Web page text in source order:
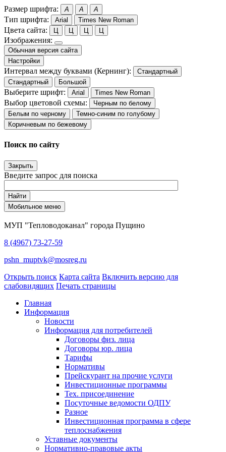
Размер шрифта: A A A
Тип шрифта: Arial Times New Roman
Цвета сайта: Ц Ц Ц Ц
Изображения:
Обычная версия сайта
Настройки
Интервал между буквами (Кернинг):
Стандартный
Стандартный
Большой
Выберите шрифт: Arial Times New Roman
Выбор цветовой схемы:
Черным по белому
Белым по черному
Темно-синим по голубому
Коричневым по бежевому
Поиск по сайту
Закрыть
Введите запрос для поиска
Найти
Мобильное меню
МУП "Тепловодоканал" города Пущино
8 (4967) 73-27-59
pshn_muptvk@mosreg.ru
Открыть поиск Карта сайта Включить версию для
слабовидящих Печать страницы
Главная
Информация
Новости
Информация для потребителей
Договоры физ. лица
Договоры юр. лица
Тарифы
Нормативы
Прейскурант на прочие услуги
Инвестиционные программы
Тех. присоединение
Посуточные ведомости ОДПУ
Разное
Инвестиционная программа в сфере
теплоснабжения
Уставные документы
Нормативно-правовые акты